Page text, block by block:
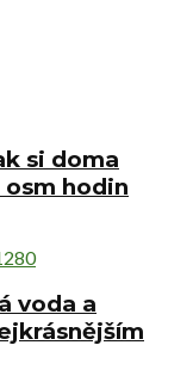
si doma
hodin
voda a